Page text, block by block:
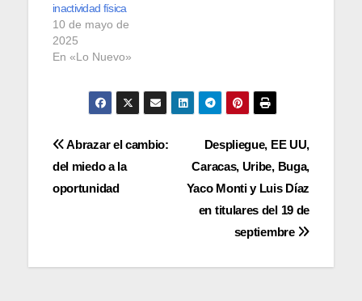
inactividad física
10 de mayo de
2025
En «Lo Nuevo»
Navegación
de
Despliegue, EE UU,
Caracas, Uribe, Buga,
Yaco Monti y Luis Díaz
en titulares del 19 de
septiembre
Abrazar el cambio:
del miedo a la
oportunidad